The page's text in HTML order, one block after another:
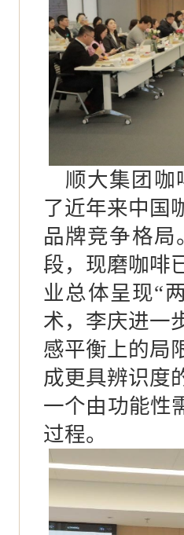
顺大集团咖
了近年来中国
品牌竞争格
段，现磨咖啡
业总体呈现“
术，李庆进一
感平衡上的局
成更具辨识度
一个由功能性
过程。